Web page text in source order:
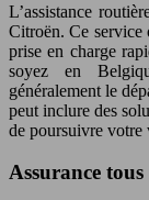
L’assistance
Citroën. Ce service
prise en charge
soyez en
généralement le
peut inclure des
de poursuivre votre
Assurance